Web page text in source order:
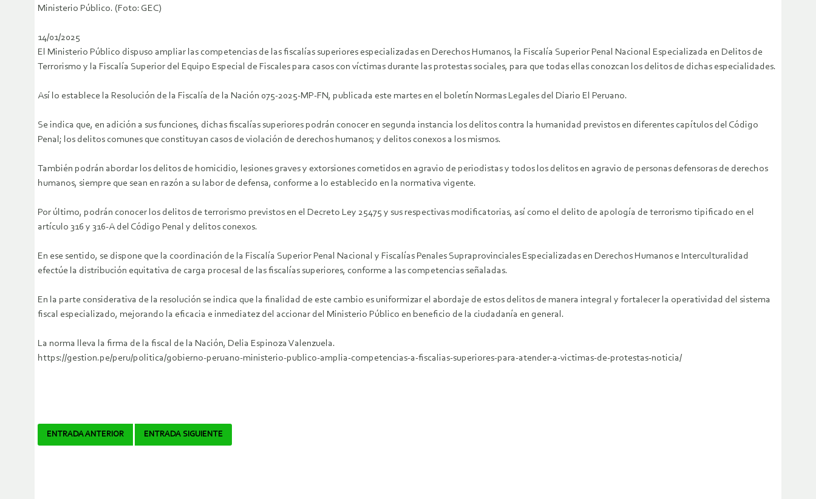
Ministerio Público. (Foto: GEC)
14/01/2025
El Ministerio Público dispuso ampliar las competencias de las fiscalías superiores especializadas en Derechos Humanos, la Fiscalía Superior Penal Nacional Especializada en Delitos de
Terrorismo y la Fiscalía Superior del Equipo Especial de Fiscales para casos con víctimas durante las protestas sociales, para que todas ellas conozcan los delitos de dichas especialidades.
Así lo establece la Resolución de la Fiscalía de la Nación 075-2025-MP-FN, publicada este martes en el boletín Normas Legales del Diario El Peruano.
Se indica que, en adición a sus funciones, dichas fiscalías superiores podrán conocer en segunda instancia los delitos contra la humanidad previstos en diferentes capítulos del Código
Penal; los delitos comunes que constituyan casos de violación de derechos humanos; y delitos conexos a los mismos.
También podrán abordar los delitos de homicidio, lesiones graves y extorsiones cometidos en agravio de periodistas y todos los delitos en agravio de personas defensoras de derechos
humanos, siempre que sean en razón a su labor de defensa, conforme a lo establecido en la normativa vigente.
Por último, podrán conocer los delitos de terrorismo previstos en el Decreto Ley 25475 y sus respectivas modificatorias, así como el delito de apología de terrorismo tipificado en el
artículo 316 y 316-A del Código Penal y delitos conexos.
En ese sentido, se dispone que la coordinación de la Fiscalía Superior Penal Nacional y Fiscalías Penales Supraprovinciales Especializadas en Derechos Humanos e Interculturalidad
efectúe la distribución equitativa de carga procesal de las fiscalías superiores, conforme a las competencias señaladas.
En la parte considerativa de la resolución se indica que la finalidad de este cambio es uniformizar el abordaje de estos delitos de manera integral y fortalecer la operatividad del sistema
fiscal especializado, mejorando la eficacia e inmediatez del accionar del Ministerio Público en beneficio de la ciudadanía en general.
La norma lleva la firma de la fiscal de la Nación, Delia Espinoza Valenzuela.
https://gestion.pe/peru/politica/gobierno-peruano-ministerio-publico-amplia-competencias-a-fiscalias-superiores-para-atender-a-victimas-de-protestas-noticia/
Navegador
ENTRADA ANTERIOR ENTRADA SIGUIENTE